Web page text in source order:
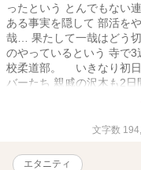
ったという とんでもない
ある事実を隠して 部活を
哉… 果たして一哉はどう
のやっているという 寺で
校柔道部。 いきなり初日
バーたち 親戚の沢木も2
末… さらに次々と起こる
えてしまう恋心…一哉は…
文字数
エタニティ